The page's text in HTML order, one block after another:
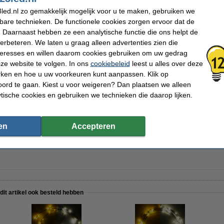
wit
Gebruik:
Binnen/buiten
20
Oud voor nieuw:
uw oude
| 4 stuks
| 24 stuks
artikel ook besteld hebben
zo gemakkelijk mogelijk voor u te maken, gebruiken we
technieken. De functionele cookies zorgen ervoor dat de
hebben ze een analytische functie die ons helpt de
We laten u graag alleen advertenties zien die
en willen daarom cookies gebruiken om uw gedrag
website te volgen. In ons cookiebeleid leest u alles over deze
en hoe u uw voorkeuren kunt aanpassen. Klik op
te gaan. Kiest u voor weigeren? Dan plaatsen we alleen
cookies en gebruiken we technieken die daarop lijken.
Accepteren